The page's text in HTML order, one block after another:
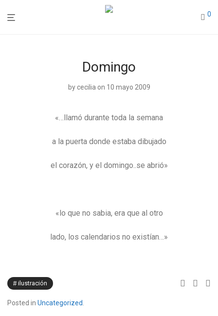
0
Domingo
bycecilia on 10 mayo 2009
«…llamó durante toda la semana
a la puerta donde estaba dibujado
el corazón, y el domingo..se abrió»
«lo que no sabia, era que al otro
lado, los calendarios no existían…»
ilustración
Posted in Uncategorized